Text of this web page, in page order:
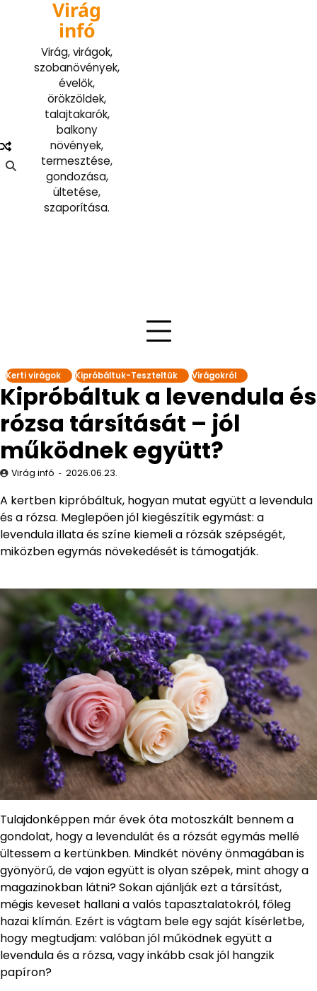
Virág
infó
Virág, virágok,
szobanövények,
évelők,
örökzöldek,
talajtakarók,
balkony
növények,
termesztése,
gondozása,
ültetése,
szaporítása.
Kerti virágok Kipróbáltuk-Teszteltük Virágokról
Kipróbáltuk a levendula és
rózsa társítását – jól
működnek együtt?
Virág infó 2026.06.23.
A kertben kipróbáltuk, hogyan mutat együtt a levendula
és a rózsa. Meglepően jól kiegészítik egymást: a
levendula illata és színe kiemeli a rózsák szépségét,
miközben egymás növekedését is támogatják.
Tulajdonképpen már évek óta motoszkált bennem a
gondolat, hogy a levendulát és a rózsát egymás mellé
ültessem a kertünkben. Mindkét növény önmagában is
gyönyörű, de vajon együtt is olyan szépek, mint ahogy a
magazinokban látni? Sokan ajánlják ezt a társítást,
mégis keveset hallani a valós tapasztalatokról, főleg
hazai klímán. Ezért is vágtam bele egy saját kísérletbe,
hogy megtudjam: valóban jól működnek együtt a
levendula és a rózsa, vagy inkább csak jól hangzik
papíron?